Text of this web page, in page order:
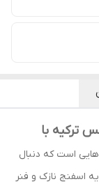
ترکیه با
است که دنبال
اسفنج نازک و فنر